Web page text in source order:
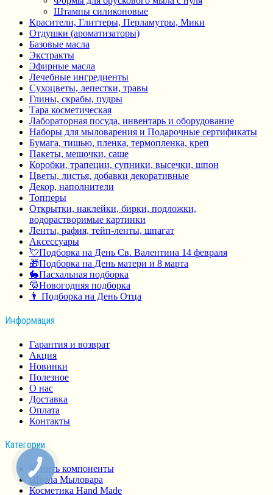
Штампы силиконовые
Красители, Глиттеры, Перламутры, Мики
Отдушки (ароматизаторы)
Базовые масла
Экстракты
Эфирные масла
Лечебные ингредиенты
Сухоцветы, лепестки, травы
Глины, скрабы, пудры
Тара косметическая
Лабораторная посуда, инвентарь и оборудование
Наборы для мыловарения и Подарочные сертификаты
Бумага, тишью, пленка, термопленка, креп
Пакеты, мешочки, саше
Коробки, трапеции, супники, высечки, шпон
Цветы, листья, добавки декоративные
Декор, наполнители
Топперы
Открытки, наклейки, бирки, подложки,
водорастворимые картинки
Ленты, рафия, тейп-ленты, шпагат
Аксессуары
💘Подборка на День Св. Валентина 14 февраля
🎁Подборка на День матери и 8 марта
🐇Пасхальная подборка
🎅Новогодняя подборка
👨 Подборка на День Отца
Информация
Гарантия и возврат
Акция
Новинки
Полезное
О нас
Доставка
Оплата
Контакты
Категории
Купить компоненты
Школа Мыловара
Косметика Hand Made